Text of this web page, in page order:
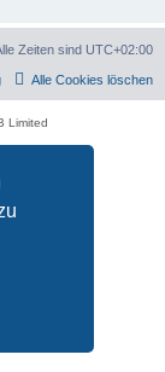
Zeiten sind UTC+02:00
Alle Cookies löschen
Limited